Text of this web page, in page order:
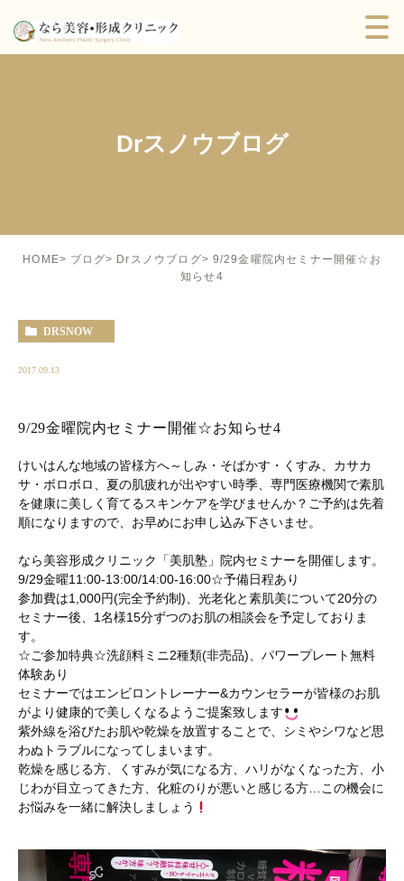
Drスノウブログ
HOME ブログ Drスノウブログ
9/29金曜院内セミナー開催☆お
知らせ4
DRSNOW
2017.09.13
9/29金曜院内セミナー開催☆お知らせ4
けいはんな地域の皆様方へ～しみ・そばかす・くすみ、カサカ
サ・ボロボロ、夏の肌疲れが出やすい時季、専門医療機関で素肌
を健康に美しく育てるスキンケアを学びませんか？ご予約は先着
順になりますので、お早めにお申し込み下さいませ。
なら美容形成クリニック「美肌塾」院内セミナーを開催します。
9/29金曜11:00-13:00/14:00-16:00☆予備日程あり
参加費は1,000円(完全予約制)、光老化と素肌美について20分の
セミナー後、1名様15分ずつのお肌の相談会を予定しておりま
す。
☆ご参加特典☆洗顔料ミニ2種類(非売品)、パワープレート無料
体験あり
セミナーではエンビロントレーナー&カウンセラーが皆様のお肌
がより健康的で美しくなるようご提案致します
紫外線を浴びたお肌や乾燥を放置することで、シミやシワなど思
わぬトラブルになってしまいます。
乾燥を感じる方、くすみが気になる方、ハリがなくなった方、小
じわが目立ってきた方、化粧のりが悪いと感じる方…この機会に
お悩みを一緒に解決しましょう